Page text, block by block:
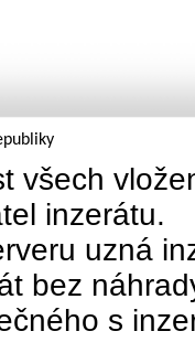
všech
inzerátu.
uzná
bez
s